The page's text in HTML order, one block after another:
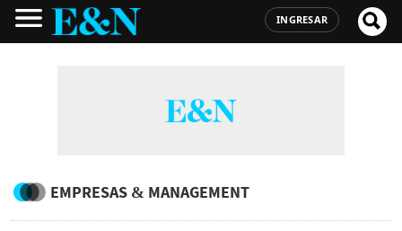
INGRESAR
EMPRESAS & MANAGEMENT